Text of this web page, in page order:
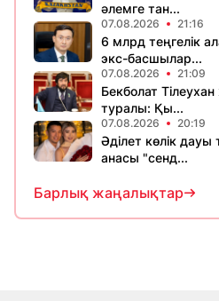
әлемге тан...
07.08.2026 21:16
6 млрд теңгелік
экс-басшылар...
07.08.2026 21:09
Бекболат
туралы: Қы...
07.08.2026 20:19
Әділет көлік
анасы "сенд...
Барлық жаңалықтар